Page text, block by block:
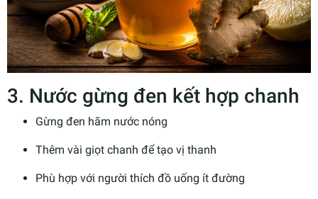
3. Nước gừng đen kết hợp chanh
Gừng đen hãm nước nóng
Thêm vài giọt chanh để tạo vị thanh
Phù hợp với người thích đồ uống ít đường